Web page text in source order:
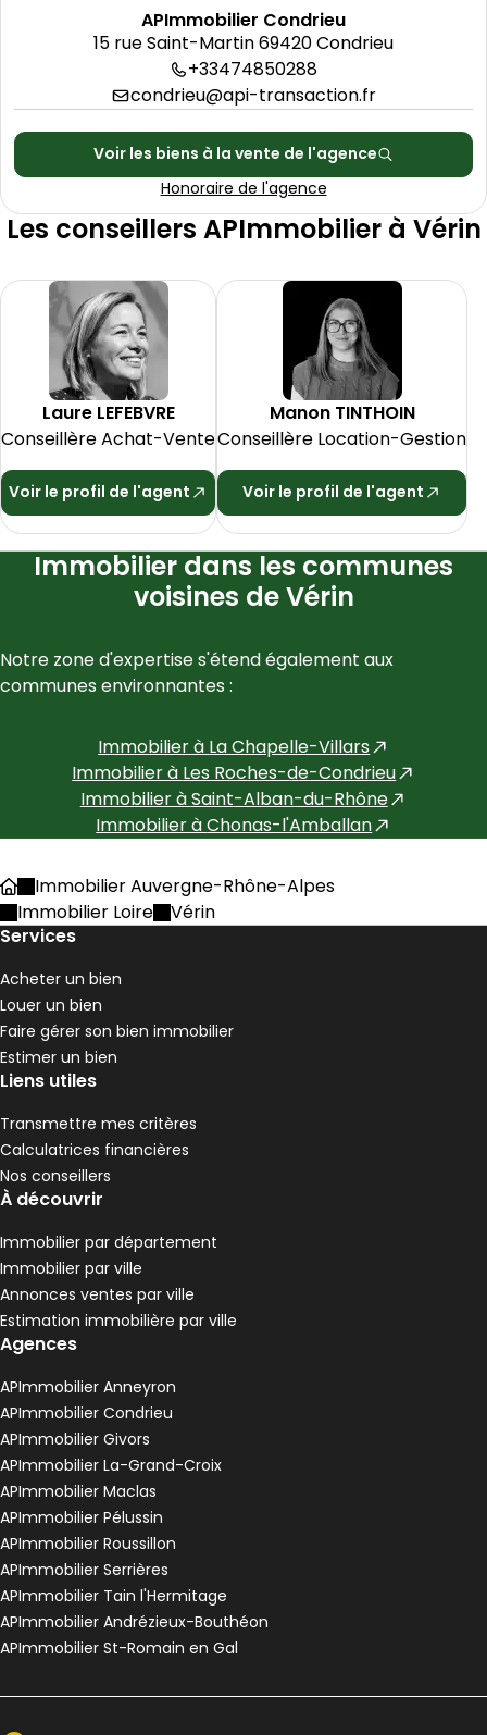
Découvrir l'agenceAPImmobilier Condrieu
15 rue Saint-Martin 69420 Condrieu
+33474850288
condrieu@api-transaction.fr
Voir les biens à la vente de l'agence
Honoraire de l'agence
Les conseillers APImmobilier à Vérin
Laure LEFEBVRE
Conseillère Achat-Vente
Voir le profil de l'agent
Manon TINTHOIN
Conseillère Location-Gestion
Voir le profil de l'agent
Immobilier dans les communes
voisines de Vérin
Notre zone d'expertise s'étend également aux
communes environnantes :
Immobilier à La Chapelle-Villars
Immobilier à Les Roches-de-Condrieu
Immobilier àSaint-Alban-du-Rhône
Immobilier àChonas-l'Amballan
AccueilImmobilier Auvergne-Rhône-Alpes
Immobilier Loire
Vérin
Services
Acheter un bien
Louer un bien
Faire gérer son bien immobilier
Estimer un bien
Liens utiles
Transmettre mes critères
Calculatrices financières
Nos conseillers
À découvrir
Immobilier par département
Immobilier par ville
Annonces ventes par ville
Estimation immobilière par ville
Agences
APImmobilier Anneyron
APImmobilier Condrieu
APImmobilier Givors
APImmobilier La-Grand-Croix
APImmobilier Maclas
APImmobilier Pélussin
APImmobilier Roussillon
APImmobilier Serrières
APImmobilier Tain l'Hermitage
APImmobilier Andrézieux-Bouthéon
APImmobilier St-Romain en Gal